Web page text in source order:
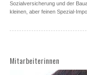
Sozialversicherung und der
kleinen, aber feinen Spezial-
Mitarbeiterinnen